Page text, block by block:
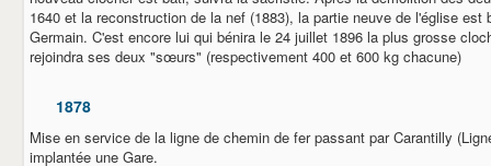
1640 et la reconstruction de la nef (1883), la partie neuve de l'église est
Germain. C'est encore lui qui bénira le 24 juillet 1896 la plus grosse
rejoindra ses deux "sœurs" (respectivement 400 et 600 kg chacune)
1878
Mise en service de la ligne de chemin de fer passant par Carantilly
implantée une Gare.